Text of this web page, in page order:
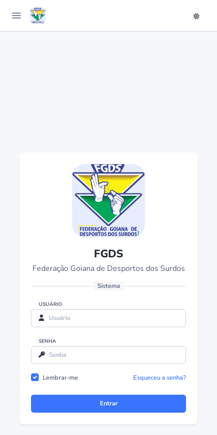
FGDS
Federação Goiana de Desportos dos Surdos
Sistema
USUÁRIO
SENHA
Lembrar-me Esqueceu a senha?
Entrar